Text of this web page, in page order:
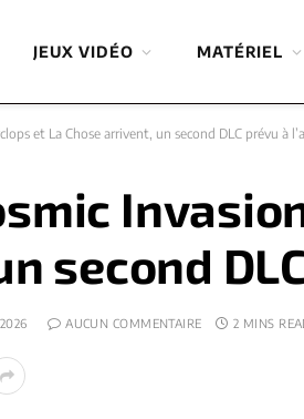
JEUX VIDÉO MATÉRIEL
et La Chose arrivent, un second DLC prévu à
second
AUCUN COMMENTAIRE 2 MINS